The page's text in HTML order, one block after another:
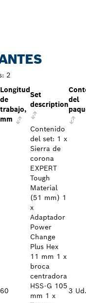
2
Longitud
de
trabajo,
mm
Set
description
del
60
Contenido
del set: 1 x
Sierra de
corona
EXPERT
Tough
Material
(51 mm) 1
x
Adaptador
Power
Change
Plus Hex
11 mm 1 x
broca
centradora
HSS-G 105
mm 1 x
3 Ud.